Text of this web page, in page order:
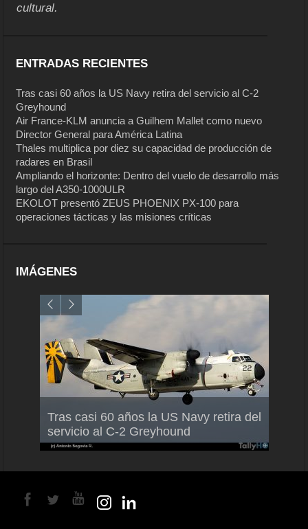
cultural.
ENTRADAS RECIENTES
Tras casi 60 años la US Navy retira del servicio al C-2
Greyhound
Air France-KLM anuncia a Guilhem Mallet como nuevo
Director General para América Latina
Thales multiplica por diez su capacidad de producción de
radares en Brasil
Ampliando el horizonte: Dentro del vuelo de desarrollo más
largo del A350-1000ULR
EKOLOT presentó ZEUS PHOENIX PX-100 para
operaciones tácticas y las misiones críticas
IMÁGENES
Tras casi 60 años la US Navy retira del
servicio al C-2 Greyhound
Air France-KLM anuncia a Guilhem
Mallet como nuevo Director General
para América Latina